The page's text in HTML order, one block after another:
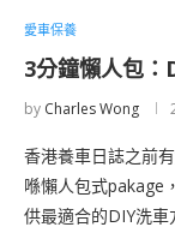
愛車保養
3分鐘懶人包：
by Charles Wong
香港養車日誌之前
喺懶人包式pakage
供最適合的DIY洗